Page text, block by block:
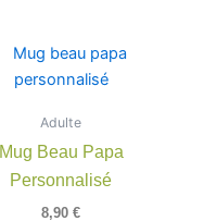
Adulte
Mug Beau Papa
Personnalisé
8,90 €